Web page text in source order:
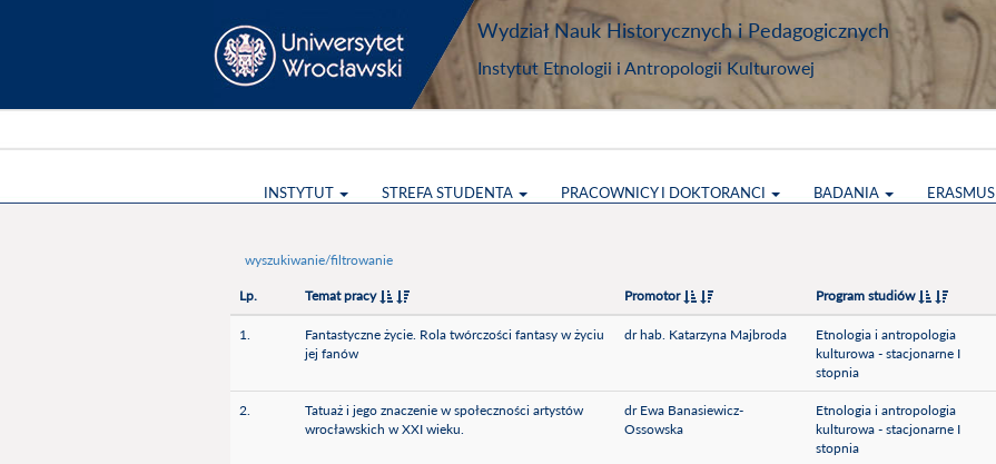
Wydział Nauk Historycznych i Pedagogicznych
Instytut Etnologii i Antropologii Kulturowej
INSTYTUT STREFA STUDENTA PRACOWNICY I DOKTORANCI BADANIA ERASMUS
wyszukiwanie/filtrowanie
Lp. Temat pracy Promotor Program studiów
1.
Fantastyczne życie. Rola twórczości fantasy w życiu
jej fanów
dr hab. Katarzyna Majbroda
Etnologia i antropologia
kulturowa - stacjonarne I
stopnia
2.
Tatuaż i jego znaczenie w społeczności artystów
wrocławskich w XXI wieku.
dr Ewa Banasiewicz-
Ossowska
Etnologia i antropologia
kulturowa - stacjonarne I
stopnia